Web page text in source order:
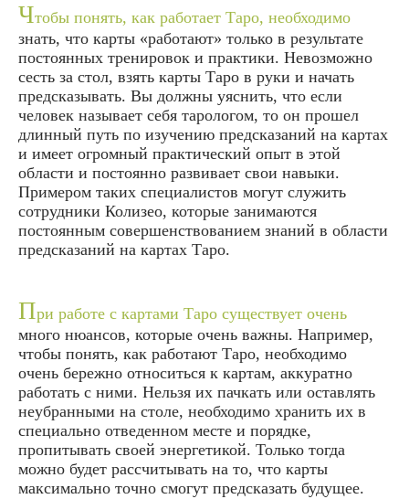
Чтобы понять, как работает Таро, необходимо
знать, что карты «работают» только в результате
постоянных тренировок и практики. Невозможно
сесть за стол, взять карты Таро в руки и начать
предсказывать. Вы должны уяснить, что если
человек называет себя тарологом, то он прошел
длинный путь по изучению предсказаний на картах
и имеет огромный практический опыт в этой
области и постоянно развивает свои навыки.
Примером таких специалистов могут служить
сотрудники Колизео, которые занимаются
постоянным совершенствованием знаний в области
предсказаний на картах Таро.
При работе с картами Таро существует очень
много нюансов, которые очень важны. Например,
чтобы понять, как работают Таро, необходимо
очень бережно относиться к картам, аккуратно
работать с ними. Нельзя их пачкать или оставлять
неубранными на столе, необходимо хранить их в
специально отведенном месте и порядке,
пропитывать своей энергетикой. Только тогда
можно будет рассчитывать на то, что карты
максимально точно смогут предсказать будущее.